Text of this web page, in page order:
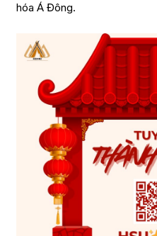
hóa Á Đông.